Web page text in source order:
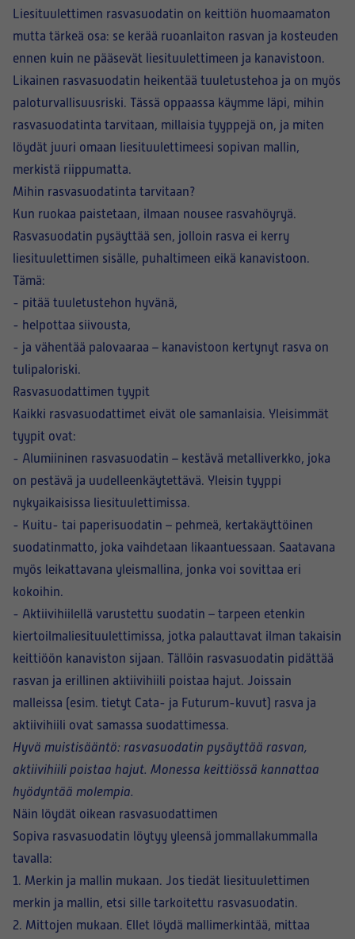
Liesituulettimen rasvasuodatin on keittiön huomaamaton
mutta tärkeä osa: se kerää ruoanlaiton rasvan ja kosteuden
ennen kuin ne pääsevät liesituulettimeen ja kanavistoon.
Likainen rasvasuodatin heikentää tuuletustehoa ja on myös
paloturvallisuusriski. Tässä oppaassa käymme läpi, mihin
rasvasuodatinta tarvitaan, millaisia tyyppejä on, ja miten
löydät juuri omaan liesituulettimeesi sopivan mallin,
merkistä riippumatta.
Mihin rasvasuodatinta tarvitaan?
Kun ruokaa paistetaan, ilmaan nousee rasvahöyryä.
Rasvasuodatin pysäyttää sen, jolloin rasva ei kerry
liesituulettimen sisälle, puhaltimeen eikä kanavistoon.
Tämä:
- pitää tuuletustehon hyvänä,
- helpottaa siivousta,
- ja vähentää palovaaraa – kanavistoon kertynyt rasva on
tulipaloriski.
Rasvasuodattimen tyypit
Kaikki rasvasuodattimet eivät ole samanlaisia. Yleisimmät
tyypit ovat:
- Alumiininen rasvasuodatin – kestävä metalliverkko, joka
on pestävä ja uudelleenkäytettävä. Yleisin tyyppi
nykyaikaisissa liesituulettimissa.
- Kuitu- tai paperisuodatin – pehmeä, kertakäyttöinen
suodatinmatto, joka vaihdetaan likaantuessaan. Saatavana
myös leikattavana yleismallina, jonka voi sovittaa eri
kokoihin.
- Aktiivihiilellä varustettu suodatin – tarpeen etenkin
kiertoilmaliesituulettimissa, jotka palauttavat ilman takaisin
keittiöön kanaviston sijaan. Tällöin rasvasuodatin pidättää
rasvan ja erillinen aktiivihiili poistaa hajut. Joissain
malleissa (esim. tietyt Cata- ja Futurum-kuvut) rasva ja
aktiivihiili ovat samassa suodattimessa.
Hyvä muistisääntö: rasvasuodatin pysäyttää rasvan,
aktiivihiili poistaa hajut. Monessa keittiössä kannattaa
hyödyntää molempia.
Näin löydät oikean rasvasuodattimen
Sopiva rasvasuodatin löytyy yleensä jommallakummalla
tavalla:
1. Merkin ja mallin mukaan. Jos tiedät liesituulettimen
merkin ja mallin, etsi sille tarkoitettu rasvasuodatin.
2. Mittojen mukaan. Ellet löydä mallimerkintää, mittaa